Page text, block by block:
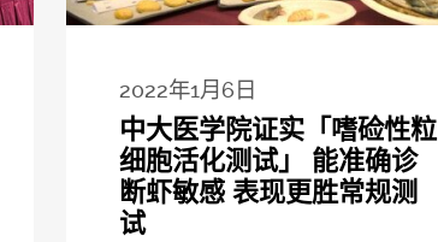
2022年1月6日
中大医学院证实「嗜硷性粒
细胞活化测试」 能准确诊
断虾敏感 表现更胜常规测
试